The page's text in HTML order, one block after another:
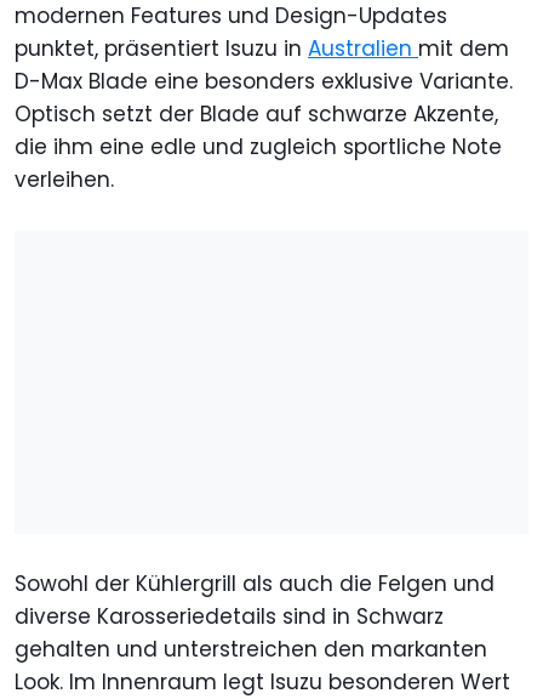
modernen Features und Design-Updates
punktet, präsentiert Isuzu in Australien mit dem
D-Max Blade eine besonders exklusive Variante.
Optisch setzt der Blade auf schwarze Akzente,
die ihm eine edle und zugleich sportliche Note
verleihen.
Sowohl der Kühlergrill als auch die Felgen und
diverse Karosseriedetails sind in Schwarz
gehalten und unterstreichen den markanten
Look. Im Innenraum legt Isuzu besonderen Wert